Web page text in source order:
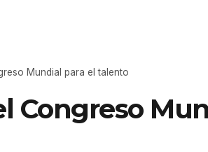
Mundial para el talento
Congreso